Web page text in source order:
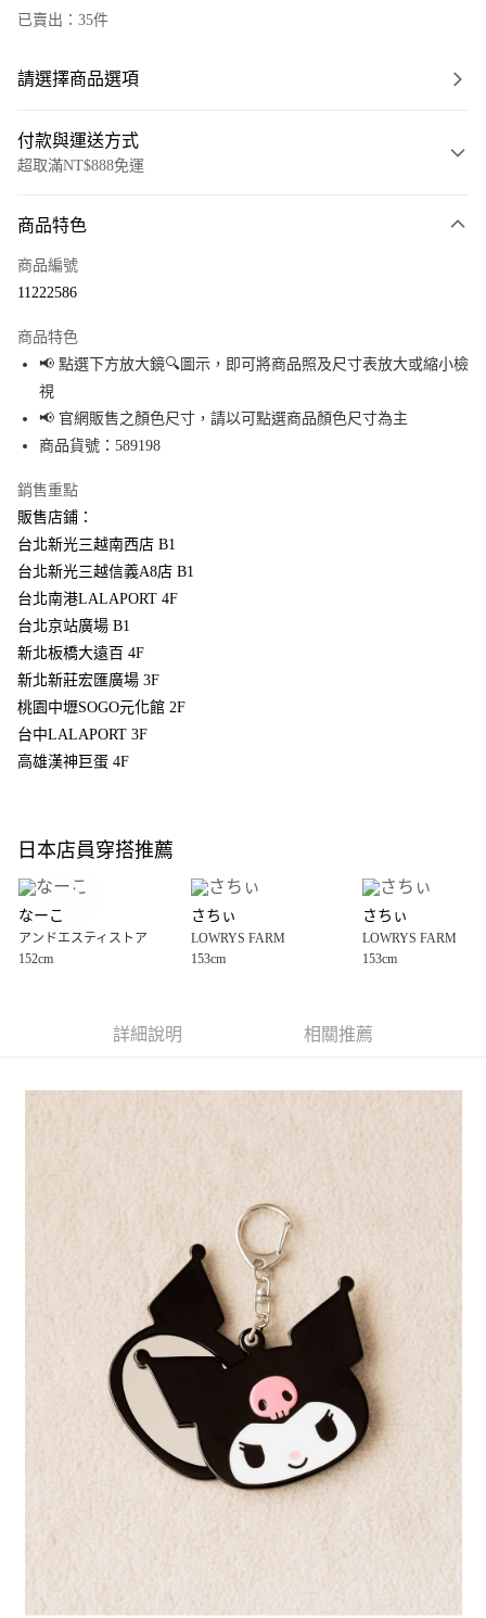
已賣出：35件
請選擇商品選項
付款與運送方式
超取滿NT$888免運
信用卡一次付款
Apple Pay
街口支付
悠遊付
Google Pay
全盈+PAY
大哥付你分期
相關說明
【大哥付你分期使用說明】
1.本服務由台灣大哥大提供，台灣大哥大用戶可立即使用無須另外申請。
2.付款方式選擇「大哥付你分期」，訂單成立後會自動跳轉到大哥付的交易
流程，驗證手機門號後，選擇欲分期的期數、繳款截止日，確認付款後即完
成交易。
3.實際核准額度、可分期數及費用金額請依後續交易確認頁面所載為準。
4.訂單成立30分鐘內，如未前往確認交易或遇審核未通過，訂單將自動取
法說明評估內容。
2.透過簡訊連結打開帳單後，可選擇「超商條碼／台灣大直營門市／銀行轉
1.本服務係由「台灣大哥大股份有限公司」（以下簡稱本公司）所提供，讓
用戶於交易時，得透過本服務購買商品或服務，並由商店將買賣／分期付款
買賣價金債權讓與本公司後，依約使用本公司帳單繳交帳款。
3.完整用戶服務條款，請詳閱以下連結：
https://oppay.tw/userRule
AFTEE先享後付
相關說明
【關於「AFTEE先享後付」】
AFTEE先享後付是「在收到商品之後才付款」的支付方式。 讓您購物簡單便
利好安心！
１．簡單：不需註冊會員、不需綁卡、不需儲值。
２．便利：只要手機號碼，簡訊認證，即可結帳。
結帳頁面，進行簡訊認證並確認金額後，即可完成結帳。
３．收到繳費通知簡訊後14天內，點擊此簡訊中的連結，可透過四大超商／
ATM／網路銀行／等多元方式進行付款，方視為交易完成。
※ 請注意：結帳手續完成當下不需立刻繳費，但若您需要取消訂單，請聯絡
購買商品的店家。未經商家同意取消之訂單仍視為有效，需透過AFTEE先享
客戶支援中心」https://netprotections.freshdesk.com/support/home
１．透過由恩沛科技股份有限公司提供之「AFTEE先享後付」服務完成之交
易，需依本服務之必要範圍內提供個人資料，並將交易相關給付款項請求債
２．關於個人資料處理事宜，請瀏覽以下網址：
「AFTEE先享後付」，若未經同意申辦者引起之損失，本公司不負相關責
４．使用「AFTEE先享後付」時，將依據個別帳號之用戶狀況，依本公司即
時審查核予不同之上限額度；若仍有額度不足之情形，本公司將視審查結果
５．嚴禁一人註冊多個帳號或使用他人資訊註冊。若發現惡意使用之情形，
恩沛科技股份有限公司將有權停止該用戶之使用額度並採取法律行動。
運送方式
全家 取貨付款
每筆NT$80，滿NT$888(含以上)免運費
每筆NT$80，滿NT$888(含以上)免運費
7-11 取貨付款
每筆NT$80，滿NT$1,500(含以上)免運費
付款後 7-11取貨
商品特色
商品編號
11222586
商品特色
📢 點選下方放大鏡🔍圖示，即可將商品照及尺寸表放大或縮小檢
視
📢 官網販售之顏色尺寸，請以可點選商品顏色尺寸為主
商品貨號：589198
銷售重點
販售店鋪：
台北新光三越南西店 B1
台北新光三越信義A8店 B1
台北南港LALAPORT 4F
台北京站廣場 B1
新北板橋大遠百 4F
新北新莊宏匯廣場 3F
桃園中壢SOGO元化館 2F
台中LALAPORT 3F
高雄漢神巨蛋 4F
日本店員穿搭推薦
なーこ
アンドエスティストア
152cm
さちぃ
LOWRYS FARM
153cm
さちぃ
LOWRYS FARM
153cm
詳細說明 相關推薦